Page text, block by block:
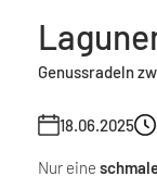
Genussradeln
18.06.2025
Nur eine